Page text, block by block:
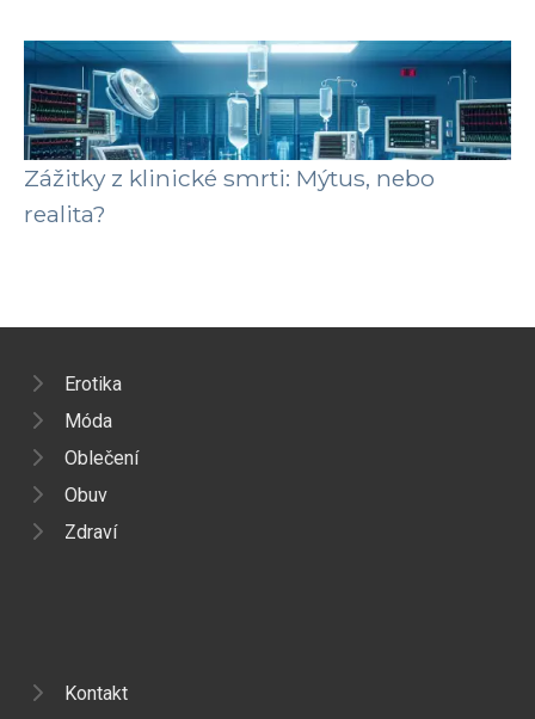
Zážitky z klinické smrti: Mýtus, nebo
realita?
Erotika
Móda
Oblečení
Obuv
Zdraví
Kontakt